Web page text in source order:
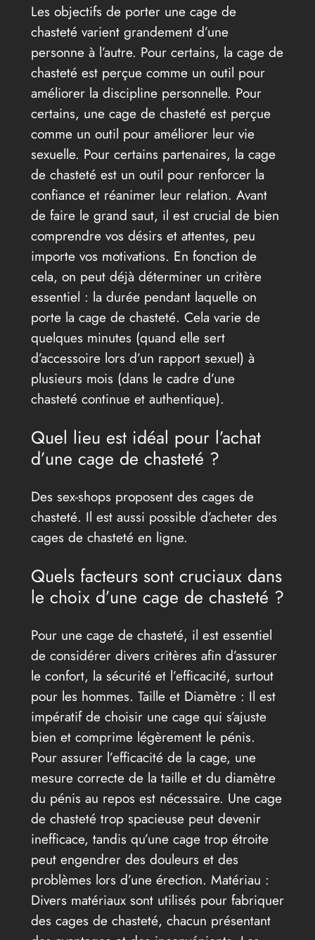
Les objectifs de porter une cage de
chasteté varient grandement d’une
personne à l’autre. Pour certains, la cage de
chasteté est perçue comme un outil pour
améliorer la discipline personnelle. Pour
certains, une cage de chasteté est perçue
comme un outil pour améliorer leur vie
sexuelle. Pour certains partenaires, la cage
de chasteté est un outil pour renforcer la
confiance et réanimer leur relation. Avant
de faire le grand saut, il est crucial de bien
comprendre vos désirs et attentes, peu
importe vos motivations. En fonction de
cela, on peut déjà déterminer un critère
essentiel : la durée pendant laquelle on
porte la cage de chasteté. Cela varie de
quelques minutes (quand elle sert
d’accessoire lors d’un rapport sexuel) à
plusieurs mois (dans le cadre d’une
chasteté continue et authentique).
Quel lieu est idéal pour l’achat
d’une cage de chasteté ?
Des sex-shops proposent des cages de
chasteté. Il est aussi possible d’acheter des
cages de chasteté en ligne.
Quels facteurs sont cruciaux dans
le choix d’une cage de chasteté ?
Pour une cage de chasteté, il est essentiel
de considérer divers critères afin d’assurer
le confort, la sécurité et l’efficacité, surtout
pour les hommes. Taille et Diamètre : Il est
impératif de choisir une cage qui s’ajuste
bien et comprime légèrement le pénis.
Pour assurer l’efficacité de la cage, une
mesure correcte de la taille et du diamètre
du pénis au repos est nécessaire. Une cage
de chasteté trop spacieuse peut devenir
inefficace, tandis qu’une cage trop étroite
peut engendrer des douleurs et des
problèmes lors d’une érection. Matériau :
Divers matériaux sont utilisés pour fabriquer
des cages de chasteté, chacun présentant